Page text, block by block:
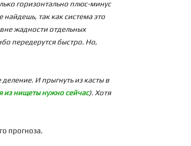
горизонтально плюс-минус
так как система это
жадности отдельных
передерутся быстро. Но,
И прыгнуть из касты в
из нищеты нужно сейчас). Хотя
прогноза.